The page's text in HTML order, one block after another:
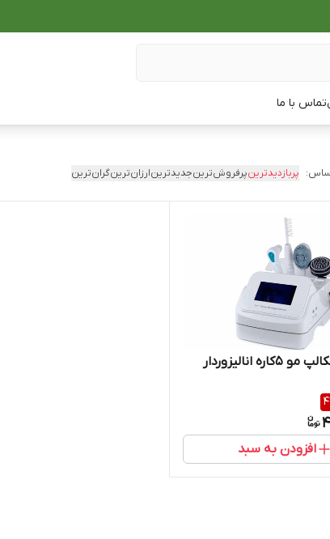
تماس با ما
پربازدیدترینپرفروش‌ترینجدیدترینارزان‌ترینگران‌ترین
انالیزوردار
4
افزودن به سبد